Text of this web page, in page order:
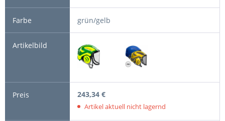
grün/gelb
243,34 €
Artikel aktuell nicht lagernd